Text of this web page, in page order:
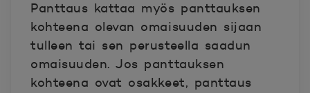
Panttaus kattaa myös panttauksen
kohteena olevan omaisuuden sijaan
tulleen tai sen perusteella saadun
omaisuuden. Jos panttauksen
kohteena ovat osakkeet, panttaus